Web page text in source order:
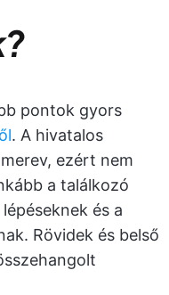
pontok gyors
. A hivatalos
ezért nem
a találkozó
és a
Rövidek és belső